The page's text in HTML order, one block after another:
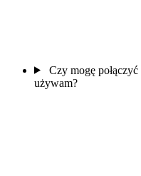
Czy mogę
używam?